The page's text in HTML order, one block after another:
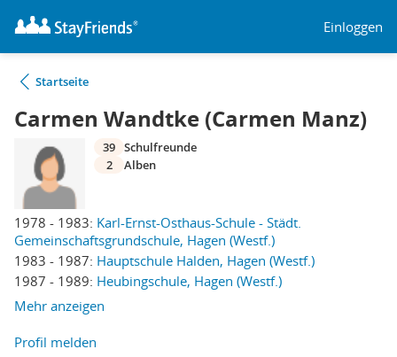
Einloggen
Startseite
Carmen Wandtke (Carmen Manz)
1978 - 1983: Karl-Ernst-Osthaus-Schule - Städt.
Gemeinschaftsgrundschule, Hagen (Westf.)
1983 - 1987: Hauptschule Halden, Hagen (Westf.)
1987 - 1989: Heubingschule, Hagen (Westf.)
Mehr anzeigen
39 Schulfreunde
2
Alben
Profil melden